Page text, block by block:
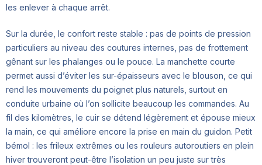
les enlever à chaque arrêt.
Sur la durée, le confort reste stable : pas de points de pression
particuliers au niveau des coutures internes, pas de frottement
gênant sur les phalanges ou le pouce. La manchette courte
permet aussi d’éviter les sur-épaisseurs avec le blouson, ce qui
rend les mouvements du poignet plus naturels, surtout en
conduite urbaine où l’on sollicite beaucoup les commandes. Au
fil des kilomètres, le cuir se détend légèrement et épouse mieux
la main, ce qui améliore encore la prise en main du guidon. Petit
bémol : les frileux extrêmes ou les rouleurs autoroutiers en plein
hiver trouveront peut-être l’isolation un peu juste sur très